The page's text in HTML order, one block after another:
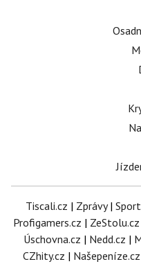
Tiscali.cz | Zprávy| Sport
Profigamers.cz | ZeStolu.cz
Úschovna.cz | Nedd.cz |
CZhity.cz | Našepeníze.cz